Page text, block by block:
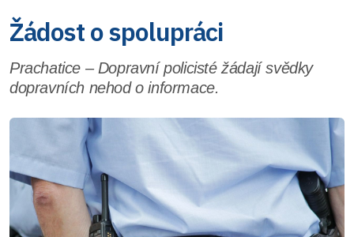
Žádost o spolupráci
Prachatice – Dopravní policisté žádají svědky
dopravních nehod o informace.